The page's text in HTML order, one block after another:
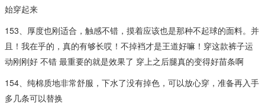
始穿起来
153、厚度也刚适合，触感不错，摸着应该也是那种不起球的面料。并
且！我在乎的，真的有够长哎！不掉裆才是王道好嘛！穿这款裤子运
动刚刚好 不错 最重要的就是效果了 穿上之后腿真的变得好苗条啊
154、纯棉质地非常舒服，下水了没有掉色，可以放心穿，准备再入手
多几条可以替换